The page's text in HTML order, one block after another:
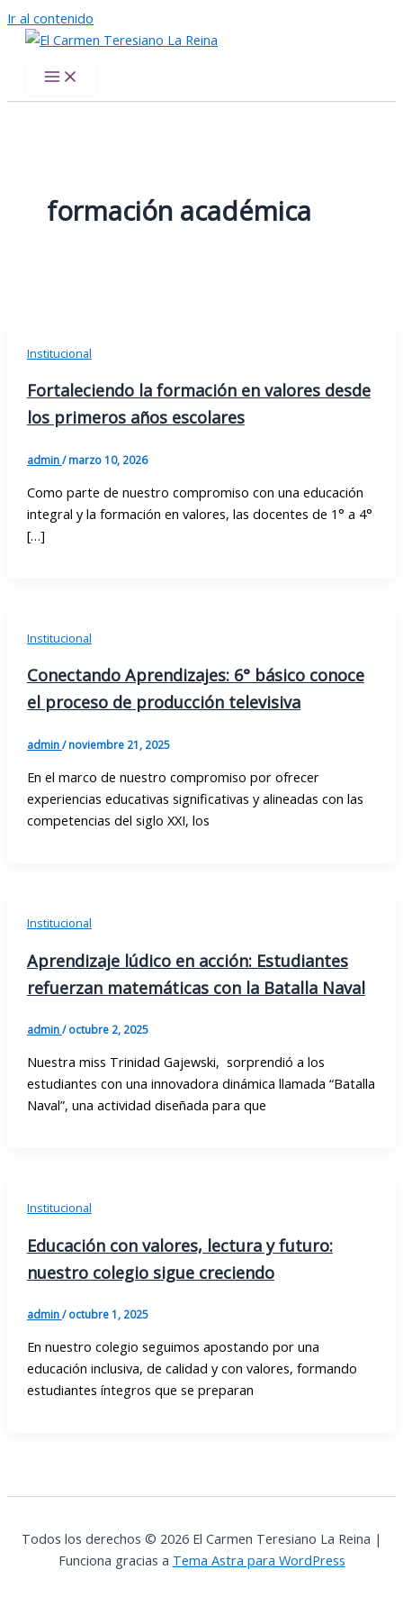
Ir al contenido
formación académica
Institucional
Fortaleciendo la formación en valores desde
los primeros años escolares
admin/marzo 10, 2026
Como parte de nuestro compromiso con una educación
integral y la formación en valores, las docentes de 1° a 4°
[…]
Institucional
Conectando Aprendizajes: 6° básico conoce
el proceso de producción televisiva
admin/noviembre 21, 2025
En el marco de nuestro compromiso por ofrecer
experiencias educativas significativas y alineadas con las
competencias del siglo XXI, los
Institucional
Aprendizaje lúdico en acción: Estudiantes
refuerzan matemáticas con la Batalla Naval
admin/octubre 2, 2025
Nuestra miss Trinidad Gajewski, sorprendió a los
estudiantes con una innovadora dinámica llamada “Batalla
Naval”, una actividad diseñada para que
Institucional
Educación con valores, lectura y futuro:
nuestro colegio sigue creciendo
admin/octubre 1, 2025
En nuestro colegio seguimos apostando por una
educación inclusiva, de calidad y con valores, formando
estudiantes íntegros que se preparan
Todos los derechos © 2026 El Carmen Teresiano La Reina |
Funciona gracias a Tema Astra para WordPress